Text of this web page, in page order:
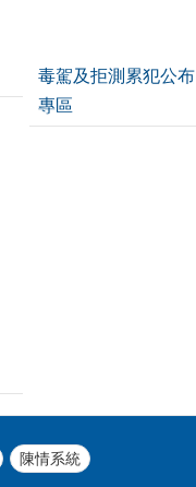
毒駕及拒測累犯公布
專區
陳情系統